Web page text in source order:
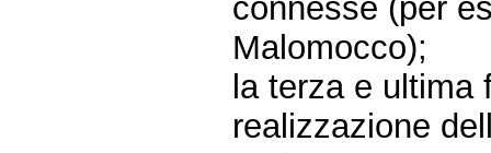
connesse (per
Malomocco);
la terza e ultima
realizzazione